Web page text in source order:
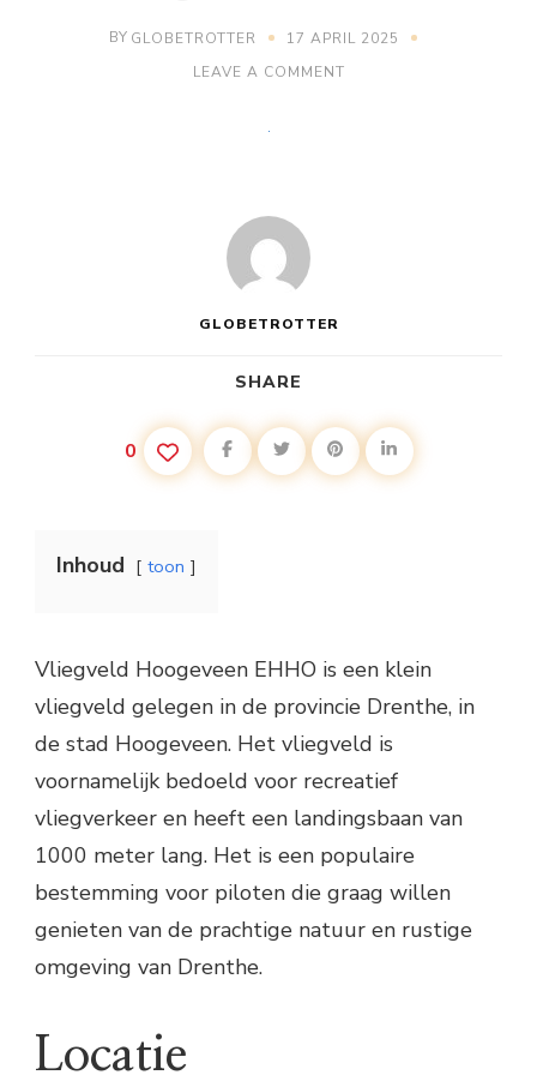
BY GLOBETROTTER
17 APRIL 2025
LEAVE A COMMENTON
GLOBETROTTER
SHARE
0
Inhoud toon
Vliegveld Hoogeveen EHHO is een klein
vliegveld gelegen in de provincie Drenthe, in
de stad Hoogeveen. Het vliegveld is
voornamelijk bedoeld voor recreatief
vliegverkeer en heeft een landingsbaan van
1000 meter lang. Het is een populaire
bestemming voor piloten die graag willen
genieten van de prachtige natuur en rustige
omgeving van Drenthe.
Locatie